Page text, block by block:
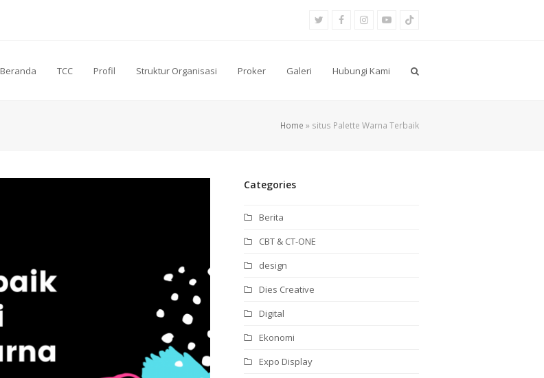
TwitterFacebookInstagram
YoutubeTiktok
Beranda TCC Profil Struktur Organisasi Proker Galeri Hubungi Kami
Home » situs Palette Warna Terbaik
Categories
Berita
CBT & CT-ONE
design
Dies Creative
Digital
Ekonomi
Expo Display